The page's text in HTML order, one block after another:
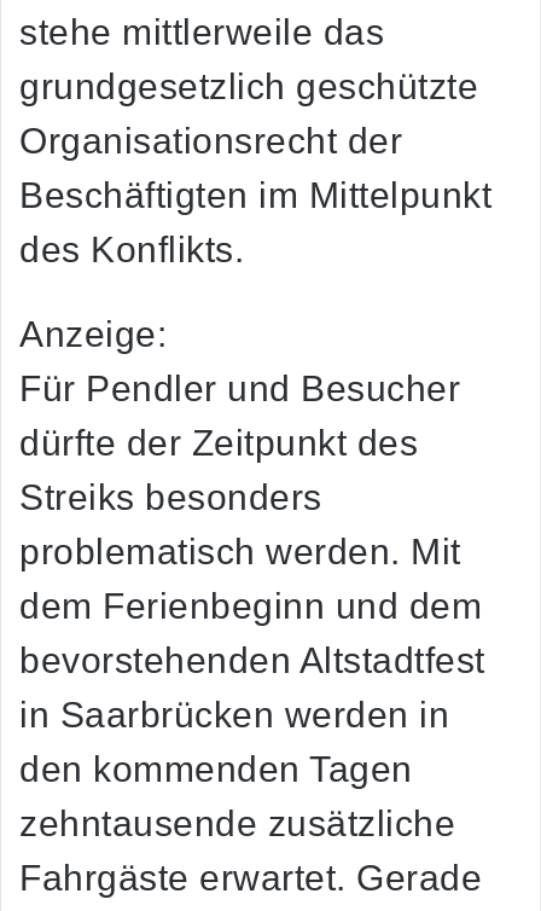
stehe mittlerweile das
grundgesetzlich geschützte
Organisationsrecht der
Beschäftigten im Mittelpunkt
des Konflikts.
Anzeige:
Für Pendler und Besucher
dürfte der Zeitpunkt des
Streiks besonders
problematisch werden. Mit
dem Ferienbeginn und dem
bevorstehenden Altstadtfest
in Saarbrücken werden in
den kommenden Tagen
zehntausende zusätzliche
Fahrgäste erwartet. Gerade